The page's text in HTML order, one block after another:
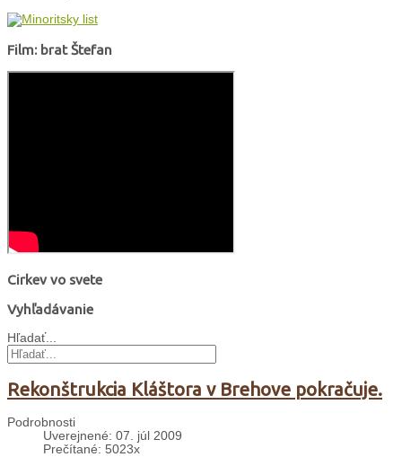
Film: brat Štefan
Cirkev vo svete
Vyhľadávanie
Hľadať...
Rekonštrukcia Kláštora v Brehove pokračuje.
Podrobnosti
Uverejnené: 07. júl 2009
Prečítané: 5023x